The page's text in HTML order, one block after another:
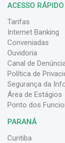
ACESSO RÁPIDO
Tarifas
Internet Banking
Conveniadas
Ouvidoria
Canal de
Política de
Segurança da
Área de Estágios
Ponto dos
PARANÁ
Curitiba